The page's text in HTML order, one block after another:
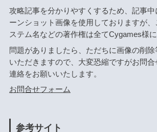
攻略記事を分かりやすくするため、記事中
ーンショット画像を使用しておりますが
ステム名などの著作権は全てCygames様に
問題がありましたら、ただちに画像の削
いただきますので、大変恐縮ですがお問
連絡をお願いいたします。
お問合せフォーム
参考サイト